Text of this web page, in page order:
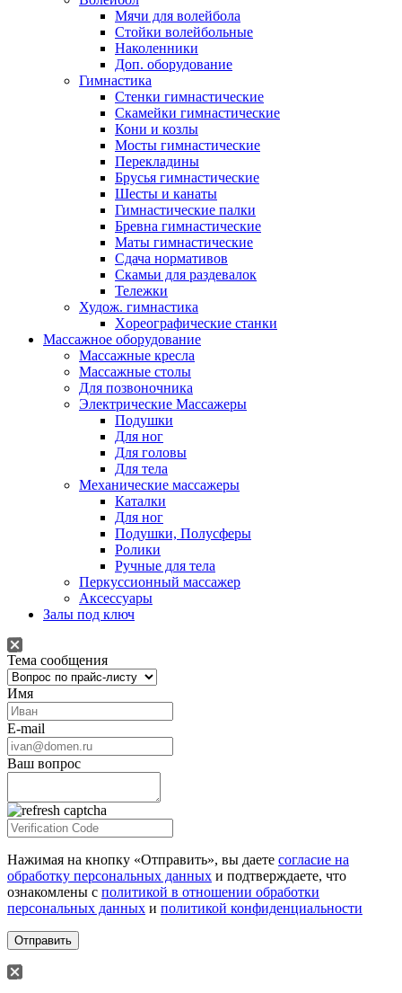
Мячи для волейбола
Стойки волейбольные
Наколенники
Доп. оборудование
Гимнастика
Стенки гимнастические
Скамейки гимнастические
Кони и козлы
Мосты гимнастические
Перекладины
Брусья гимнастические
Шесты и канаты
Гимнастические палки
Бревна гимнастические
Маты гимнастические
Сдача нормативов
Скамьи для раздевалок
Тележки
Худож. гимнастика
Xореографические станки
Массажное оборудование
Массажные кресла
Массажные столы
Для позвоночника
Электрические Массажеры
Подушки
Для ног
Для головы
Для тела
Механические массажеры
Каталки
Для ног
Подушки, Полусферы
Ролики
Ручные для тела
Перкуссионный массажер
Аксессуары
Залы под ключ
Тема сообщения
Имя
E-mail
Ваш вопрос
Нажимая на кнопку «Отправить», вы даете согласие на
обработку персональных данных и подтверждаете, что
ознакомлены с политикой в отношении обработки
персональных данных и политикой конфиденциальности